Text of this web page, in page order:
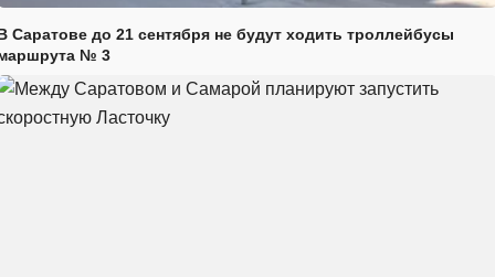
Саратове до 21 сентября не будут ходить троллейбусы
№ 3